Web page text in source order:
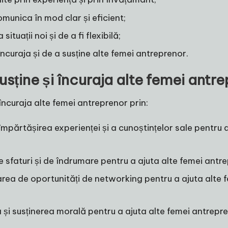
în mod clar și eficient;
noi și de a fi flexibilă;
și de a susține alte femei antreprenor.
și încuraja alte femei
alte femei antreprenor prin:
experienței și a cunoștințelor sale
sfaturi și de îndrumare pentru a ajuta alte femei
de oportunități de networking pentru a ajuta alte
și susținerea morală pentru a ajuta alte femei